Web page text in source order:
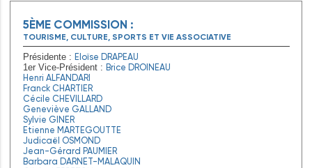
5ÈME COMMISSION :
TOURISME, CULTURE, SPORTS ET VIE ASSOCIATIVE
Présidente : Eloïse DRAPEAU
1er Vice-Président : Brice DROINEAU
Henri ALFANDARI
Franck CHARTIER
Cécile CHEVILLARD
Geneviève GALLAND
Sylvie GINER
Etienne MARTEGOUTTE
Judicaël OSMOND
Jean-Gérard PAUMIER
Barbara DARNET-MALAQUIN